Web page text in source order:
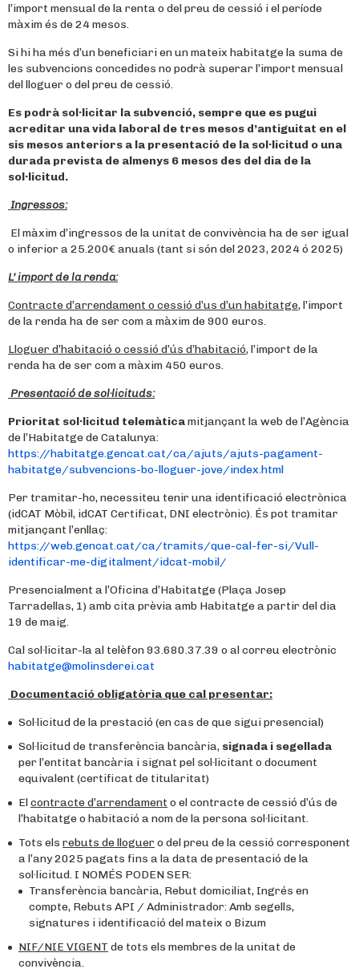
l’import mensual de la renta o del preu de cessió i el període
màxim és de 24 mesos.
Si hi ha més d’un beneficiari en un mateix habitatge la suma de
les subvencions concedides no podrà superar l’import mensual
del lloguer o del preu de cessió.
Es podrà sol·licitar la subvenció, sempre que es pugui
acreditar una vida laboral de tres mesos d’antiguitat en el
sis mesos anteriors a la presentació de la sol·licitud o una
durada prevista de almenys 6 mesos des del dia de la
sol·licitud.
Ingressos:
El màxim d’ingressos de la unitat de convivència ha de ser igual
o inferior a 25.200€ anuals (tant si són del 2023, 2024 ó 2025)
L’ import de la renda:
Contracte d’arrendament o cessió d’us d’un habitatge, l’import
de la renda ha de ser com a màxim de 900 euros.
Lloguer d’habitació o cessió d’ús d’habitació, l’import de la
renda ha de ser com a màxim 450 euros.
Presentació de sol·licituds:
Prioritat sol·licitud telemàticamitjançant la web de l’Agència
de l’Habitatge de Catalunya:
https://habitatge.gencat.cat/ca/ajuts/ajuts-pagament-
habitatge/subvencions-bo-lloguer-jove/index.html
Per tramitar-ho, necessiteu tenir una identificació electrònica
(idCAT Mòbil, idCAT Certificat, DNI electrònic). És pot tramitar
mitjançant l’enllaç:
https://web.gencat.cat/ca/tramits/que-cal-fer-si/Vull-
identificar-me-digitalment/idcat-mobil/
Presencialment a l’Oficina d’Habitatge (Plaça Josep
Tarradellas, 1) amb cita prèvia amb Habitatge a partir del dia
19 de maig.
Cal sol·licitar-la al telèfon 93.680.37.39 o al correu electrònic
habitatge@molinsderei.cat
Documentació obligatòria que cal presentar:
Sol·licitud de la prestació (en cas de que sigui presencial)
Sol·licitud de transferència bancària, signada i segellada
per l’entitat bancària i signat pel sol·licitant o document
equivalent (certificat de titularitat)
Elcontracte d’arrendament o el contracte de cessió d’ús de
l’habitatge o habitació a nom de la persona sol·licitant.
Tots els rebuts de lloguer o del preu de la cessió corresponent
a l’any 2025 pagats fins a la data de presentació de la
sol·licitud. I NOMÉS PODEN SER:
Transferència bancària, Rebut domiciliat, Ingrés en
compte, Rebuts API / Administrador: Amb segells,
signatures i identificació del mateix o Bizum
NIF/NIE VIGENT de tots els membres de la unitat de
convivència.